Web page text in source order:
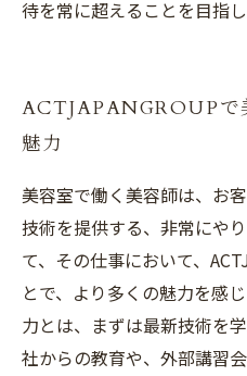
待を常に超えることを目指し
ACTJAPANGROUPで
魅力
美容室で働く美容師は、お
技術を提供する、非常にや
て、その仕事において、
とで、より多くの魅力を感
力とは、まずは最新技術を
社からの教育や、外部講習